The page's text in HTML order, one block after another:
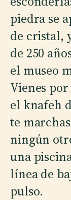
piedra se
de cristal,
de 250
el museo
Vienes
el knafeh
te
ningún
una
línea de
pulso.